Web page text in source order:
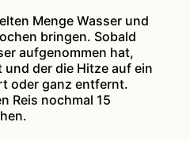
Menge Wasser und
bringen. Sobald
aufgenommen hat,
der die Hitze auf ein
oder ganz entfernt.
Reis nochmal 15